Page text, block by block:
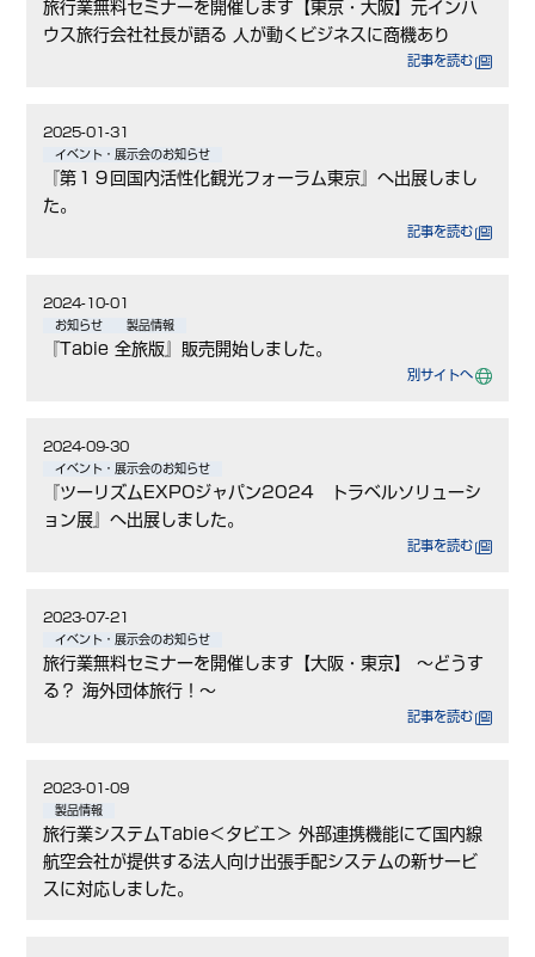
旅行業無料セミナーを開催します【東京・大阪】元インハ
ウス旅行会社社長が語る 人が動くビジネスに商機あり
記事を読む
2025-01-31
イベント・展示会のお知らせ
『第１９回国内活性化観光フォーラム東京』へ出展しまし
た。
記事を読む
2024-10-01
お知らせ 製品情報
『Tabie 全旅版』販売開始しました。
別サイトへ
2024-09-30
イベント・展示会のお知らせ
『ツーリズムEXPOジャパン2024 トラベルソリューシ
ョン展』へ出展しました。
記事を読む
2023-07-21
イベント・展示会のお知らせ
旅行業無料セミナーを開催します【大阪・東京】 ～どうす
る？ 海外団体旅行！～
記事を読む
2023-01-09
製品情報
旅行業システムTabie＜タビエ＞ 外部連携機能にて国内線
航空会社が提供する法人向け出張手配システムの新サービ
スに対応しました。